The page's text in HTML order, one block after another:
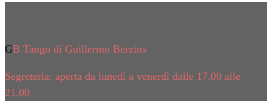
GB Tango di Guillermo Berzins
Segreteria: aperta da lunedì a venerdì dalle 17.00 alle
21.00